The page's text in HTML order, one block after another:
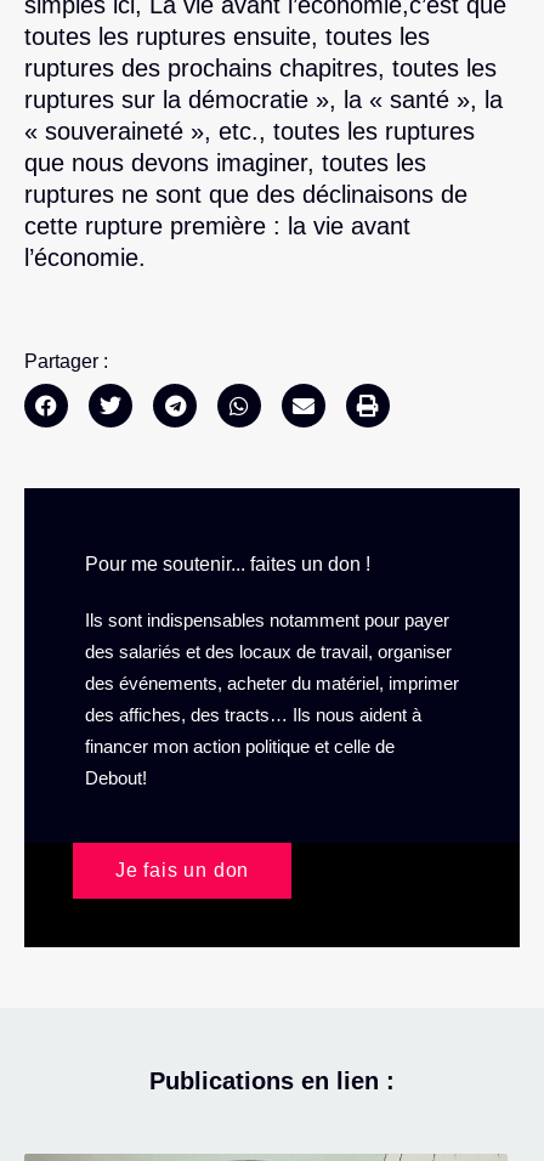
toutes les ruptures ensuite, toutes les
ruptures des prochains chapitres, toutes les
ruptures sur la démocratie », la « santé », la
« souveraineté », etc., toutes les ruptures
que nous devons imaginer, toutes les
ruptures ne sont que des déclinaisons de
cette rupture première : la vie avant
l’économie.
Partager :
Pour me soutenir... faites un don !
Ils sont indispensables notamment pour payer
des salariés et des locaux de travail, organiser
des événements, acheter du matériel, imprimer
des affiches, des tracts… Ils nous aident à
financer mon action politique et celle de
Debout!
Je fais un don
Publications en lien :